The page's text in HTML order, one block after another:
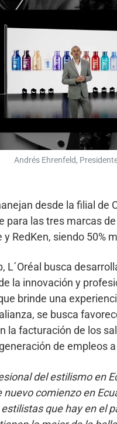
Andrés Ehrenfeld,
desde la filial de
las tres marcas de
RedKen, siendo 50%
L´Oréal busca
la innovación y
brinde una
se busca
la facturación de los
de empleos
del estilismo en
comienzo en
que hay en el